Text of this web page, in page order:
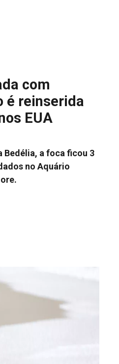
com
é reinserida
EUA
Bedélia, a foca ficou 3
no Aquário